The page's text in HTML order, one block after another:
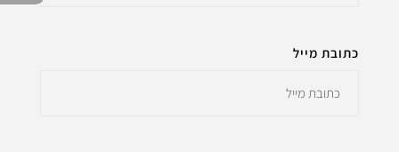
כתובת מייל